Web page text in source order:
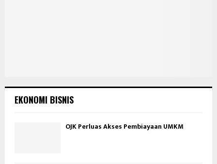
EKONOMI BISNIS
OJK Perluas Akses Pembiayaan UMKM